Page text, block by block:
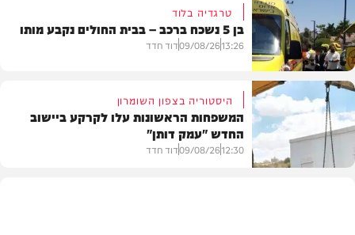
חדשות
חדשות
טרגדיה בלוד
בן 5 נשכח ברכב – בבית החולים נקבע מותו
13:26
09/08/26דוד חדד
היסטוריה בצפון השומרון
המשפחות הראשונות עלו לקרקע ביישוב
החדש "עמק דותן"
12:30
09/08/26דוד חדד